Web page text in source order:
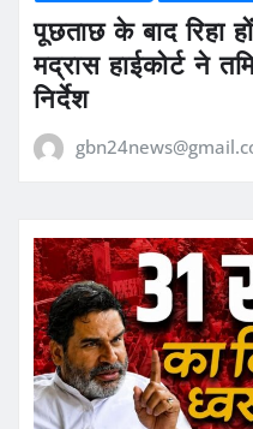
पूछताछ के बाद रिहा
मद्रास हाईकोर्ट ने
निर्देश